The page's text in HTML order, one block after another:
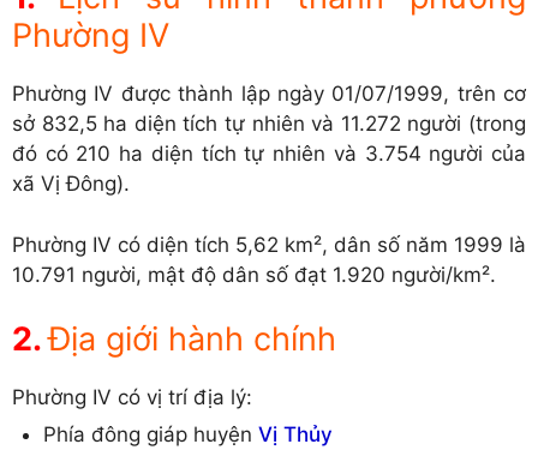
Phường IV
Phường IV được thành lập ngày 01/07/1999, trên cơ
sở 832,5 ha diện tích tự nhiên và 11.272 người (trong
đó có 210 ha diện tích tự nhiên và 3.754 người của
xã Vị Đông).
Phường IV có diện tích 5,62 km², dân số năm 1999 là
10.791 người, mật độ dân số đạt 1.920 người/km².
Địa giới hành chính
Phường IV có vị trí địa lý:
Phía đông giáp huyện Vị Thủy